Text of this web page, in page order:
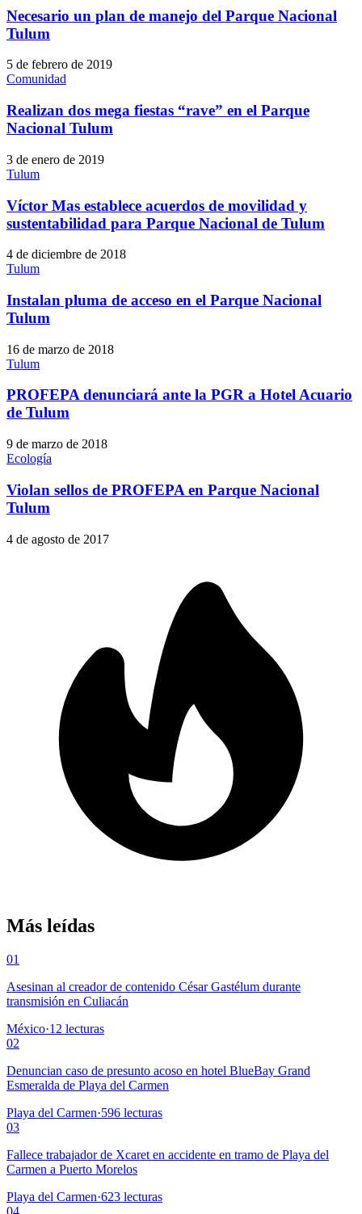
Necesario un plan de manejo del Parque Nacional
Tulum
5 de febrero de 2019
Comunidad
Realizan dos mega fiestas “rave” en el Parque
Nacional Tulum
3 de enero de 2019
Tulum
Víctor Mas establece acuerdos de movilidad y
sustentabilidad para Parque Nacional de Tulum
4 de diciembre de 2018
Tulum
Instalan pluma de acceso en el Parque Nacional
Tulum
16 de marzo de 2018
Tulum
PROFEPA denunciará ante la PGR a Hotel Acuario
de Tulum
9 de marzo de 2018
Ecología
Violan sellos de PROFEPA en Parque Nacional
Tulum
4 de agosto de 2017
Más leídas
01
Asesinan al creador de contenido César Gastélum durante
transmisión en Culiacán
México·12 lecturas
02
Denuncian caso de presunto acoso en hotel BlueBay Grand
Esmeralda de Playa del Carmen
Playa del Carmen·596 lecturas
03
Fallece trabajador de Xcaret en accidente en tramo de Playa del
Carmen a Puerto Morelos
Playa del Carmen·623 lecturas